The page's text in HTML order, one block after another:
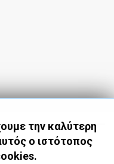
την καλύτερη
ο ιστότοπος